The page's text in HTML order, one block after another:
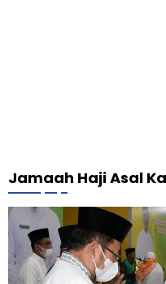
Jamaah Haji Asal